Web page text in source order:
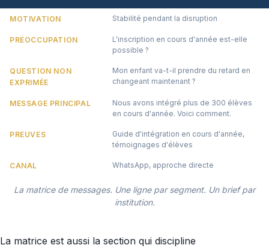
MOTIVATION Stabilité pendant la disruption
PRÉOCCUPATION
L'inscription en cours d'année est-elle
possible ?
QUESTION NON
EXPRIMÉE
Mon enfant va-t-il prendre du retard en
changeant maintenant ?
MESSAGE PRINCIPAL
Nous avons intégré plus de 300 élèves
en cours d'année. Voici comment.
PREUVES
Guide d'intégration en cours d'année,
témoignages d'élèves
CANAL WhatsApp, approche directe
La matrice de messages. Une ligne par segment. Un brief par
institution.
La matrice est aussi la section qui discipline